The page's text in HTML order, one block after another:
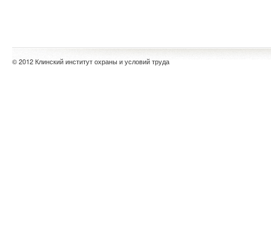
© 2012 Клинский институт охраны и условий труда